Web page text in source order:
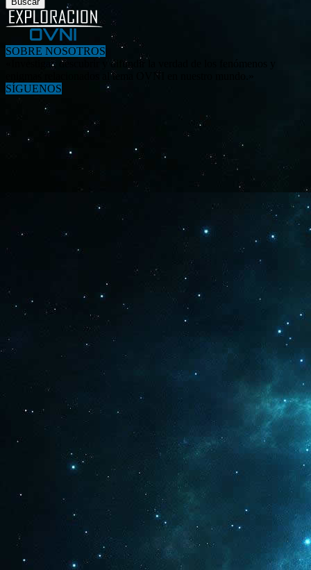
SOBRE NOSOTROS
«Investigar, descubrir y difundir la verdad de los fenómenos y
enigmas relacionados al tema OVNI en nuestro mundo.»
SÍGUENOS